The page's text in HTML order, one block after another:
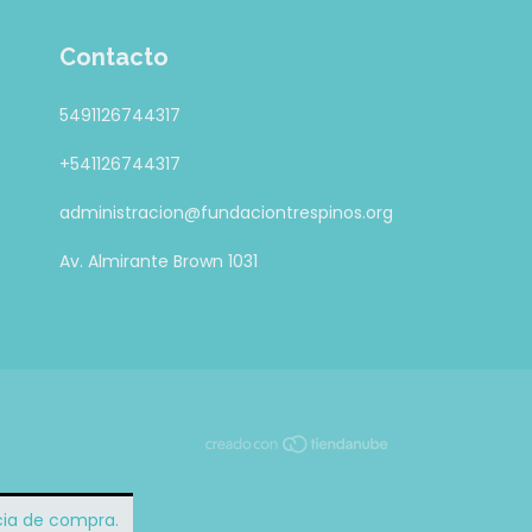
de compra.
Contacto
5491126744317
+541126744317
administracion@fundaciontrespinos.org
Av. Almirante Brown 1031